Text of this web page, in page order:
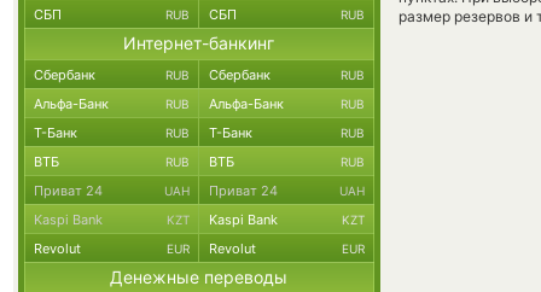
размер резервов и
СБП RUB СБП RUB
Интернет-банкинг
Сбербанк RUB Сбербанк RUB
Альфа-Банк RUB Альфа-Банк RUB
Т-Банк RUB Т-Банк RUB
ВТБ RUB ВТБ RUB
Приват 24 UAH Приват 24 UAH
Kaspi Bank KZT Kaspi Bank KZT
Revolut EUR Revolut EUR
Денежные переводы